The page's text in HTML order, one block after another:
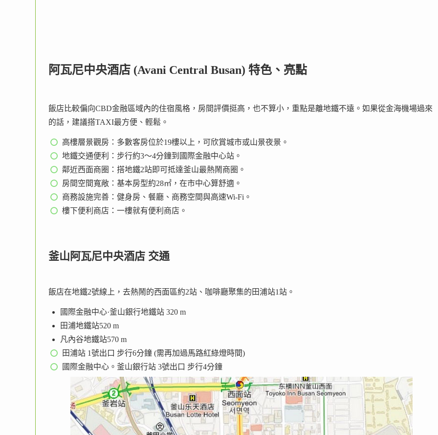
阿瓦尼中央酒店 (Avani Central Busan) 特色、亮點
飯店比較偏向CBD金融區域內的住宿風格，房間評價挺高，也不算小，重點是離地鐵不遠。如果從金海機場過來
的話，建議搭TAXI最方便、輕鬆。
高樓層景觀房：多數客房位於19樓以上，可欣賞城市或山景夜景。
地鐵交通便利：步行約3～4分鐘到國際金融中心站。
鄰近西面商圈：搭地鐵2站即可抵達釜山最熱鬧商圈。
房間空間寬敞：基本房型約28㎡，在市中心算舒適。
商務設施完善：健身房、餐廳、商務空間與高速Wi-Fi。
樓下便利商店：一樓就有便利商店。
釜山阿瓦尼中央酒店 交通
飯店在地鐵2號線上，去熱鬧的西面區約2站、咖啡廳聚集的田浦站1站。
國際金融中心·釜山銀行地鐵站 320 m
田浦地鐵站520 m
凡內谷地鐵站570 m
田浦站 1號出口 步行6分鐘 (需再加過馬路紅綠燈時間)
國際金融中心。釜山銀行站 3號出口 步行4分鐘